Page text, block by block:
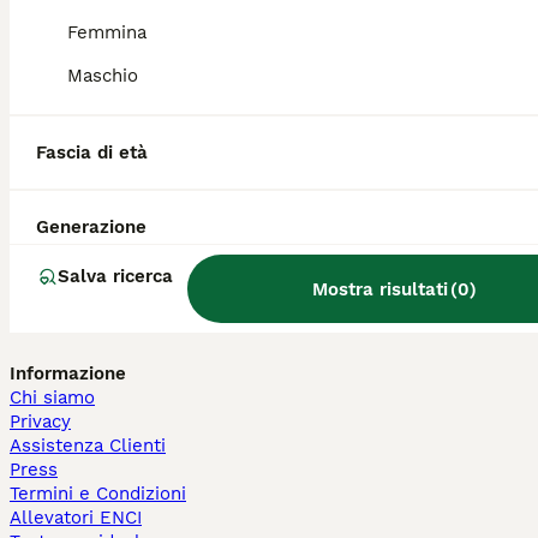
Femmina
Maschio
Fascia di età
Generazione
Salva ricerca
Mostra risultati(0)
Scottish in vendita
Siberiano in vendita
Altre Pagine Popolari
Cani in Vendita a Bologna
Forum Sui Cani
Forum Sui Gatti
Quiz: Quale Razza di Cane Scegliere
Quiz: Quale Razza di Gatto Scegliere
Informazione
Chi siamo
Privacy
Assistenza Clienti
Press
Termini e Condizioni
Allevatori ENCI